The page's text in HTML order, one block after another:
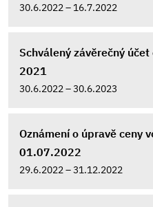
30.6.2022 – 16.7.2022
Schválený závěrečný
2021
30.6.2022 – 30.6.2023
Oznámení o úpravě ceny
01.07.2022
29.6.2022 – 31.12.2022